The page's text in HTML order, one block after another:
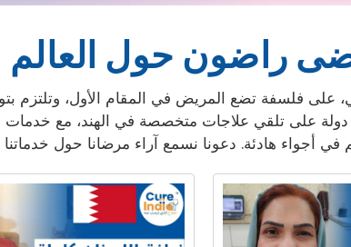
راضون حول العالم
فلسفة تضع المريض في المقام الأول، وتلتزم
جميع أنحاء العالم.حتى الآن، ساعدنا آلاف المرضى من أكثر من 55 دولة على تلقي